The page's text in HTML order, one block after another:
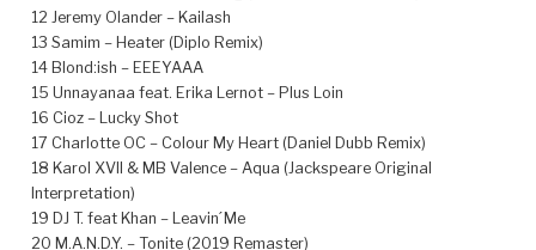
12 Jeremy Olander – Kailash
13 Samim – Heater (Diplo Remix)
14 Blond:ish – EEEYAAA
15 Unnayanaa feat. Erika Lernot – Plus Loin
16 Cioz – Lucky Shot
17 Charlotte OC – Colour My Heart (Daniel Dubb Remix)
18 Karol XVII & MB Valence – Aqua (Jackspeare Original
Interpretation)
19 DJ T. feat Khan – Leavin ́Me
20 M.A.N.D.Y. – Tonite (2019 Remaster)